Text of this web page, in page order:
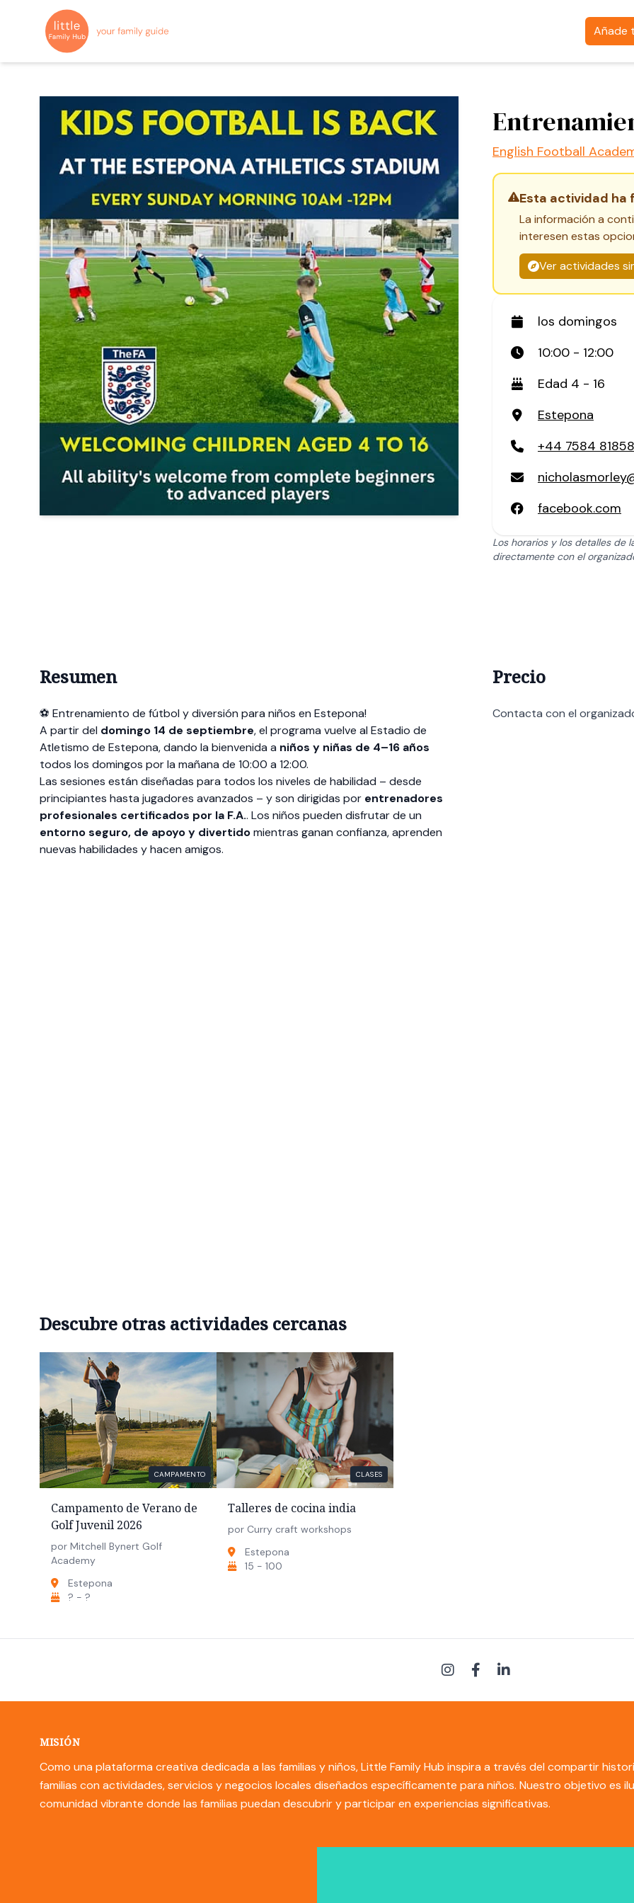
Añade
English Football
Esta actividad ha
La información a
interesen estas
Ver actividades
los domingos
10:00 - 12:00
Edad 4 - 16
Estepona
+44 7584
facebook.com
Los horarios y los detalles de
directamente con el
Resumen
⚽ Entrenamiento de fútbol y diversión para niños en Estepona!
A partir del domingo 14 de septiembre, el programa vuelve al Estadio de
Atletismo de Estepona, dando la bienvenida a niños y niñas de 4–16 años
todos los domingos por la mañana de 10:00 a 12:00.
Las sesiones están diseñadas para todos los niveles de habilidad – desde
principiantes hasta jugadores avanzados – y son dirigidas por entrenadores
profesionales certificados por la F.A.. Los niños pueden disfrutar de un
entorno seguro, de apoyo y divertidomientras ganan confianza, aprenden
nuevas habilidades y hacen amigos.
Precio
Contacta con el
Descubre otras actividades cercanas
CAMPAMENTO
Campamento de Verano de
Golf Juvenil 2026
por Mitchell Bynert Golf
Academy
Estepona
? - ?
CLASES
Talleres de cocina india
por Curry craft workshops
Estepona
15 - 100
MISIÓN
Como una plataforma creativa dedicada a las familias y niños, Little Family Hub inspira a través del compartir
familias con actividades, servicios y negocios locales diseñados específicamente para niños. Nuestro objetivo es
comunidad vibrante donde las familias puedan descubrir y participar en experiencias significativas.